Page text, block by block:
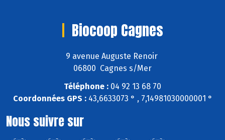
Biocoop Cagnes
9 avenue Auguste Renoir
06800 Cagnes s/Mer
Téléphone : 04 92 13 68 70
Coordonnées GPS :43,6633073 ° , 7,14981030000001 °
Nous suivre sur